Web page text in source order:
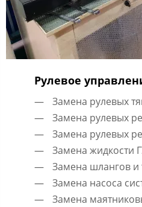
Рулевое
Замена рулевых
Замена рулевых
Замена рулевых
Замена жидкости
Замена шлангов и
Замена насоса
Замена